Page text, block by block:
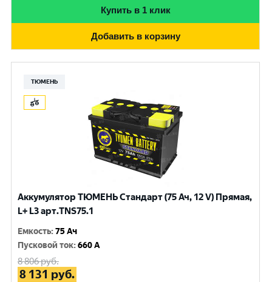
Купить в 1 клик
Добавить в корзину
ТЮМЕНЬ
Аккумулятор ТЮМЕНЬ Стандарт (75 Ач, 12 V) Прямая,
L+ L3 арт.TNS75.1
Емкость:75 Ач
Пусковой ток:660 A
8 806руб.
8 131 руб.